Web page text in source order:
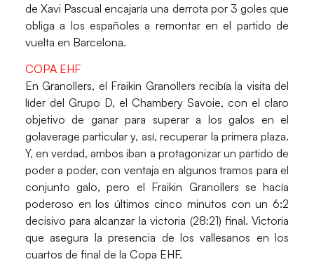
de Xavi Pascual encajaría una derrota por 3 goles que
obliga a los españoles a remontar en el partido de
vuelta en Barcelona.
COPA EHF
En Granollers, el Fraikin Granollers recibía la visita del
líder del Grupo D, el Chambery Savoie, con el claro
objetivo de ganar para superar a los galos en el
golaverage particular y, así, recuperar la primera plaza.
Y, en verdad, ambos iban a protagonizar un partido de
poder a poder, con ventaja en algunos tramos para el
conjunto galo, pero el Fraikin Granollers se hacía
poderoso en los últimos cinco minutos con un 6:2
decisivo para alcanzar la victoria (28:21) final. Victoria
que asegura la presencia de los vallesanos en los
cuartos de final de la Copa EHF.